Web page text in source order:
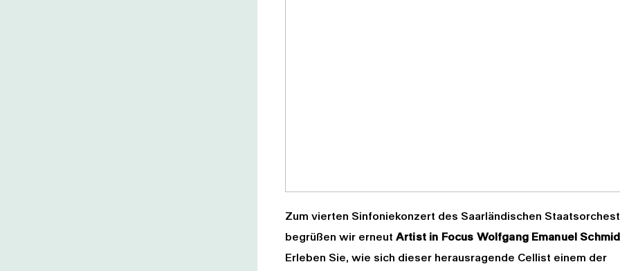
Zum vierten Sinfoniekonzert des Saarländischen
begrüßen wir erneut Artist in Focus Wolfgang Emanuel
Erleben Sie, wie sich dieser herausragende Cellist einem der